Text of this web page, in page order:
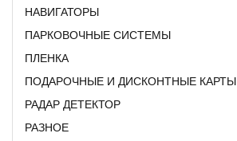
НАВИГАТОРЫ
ПАРКОВОЧНЫЕ СИСТЕМЫ
ПЛЕНКА
ПОДАРОЧНЫЕ И ДИСКОНТНЫЕ КАРТЫ
РАДАР ДЕТЕКТОР
РАЗНОЕ